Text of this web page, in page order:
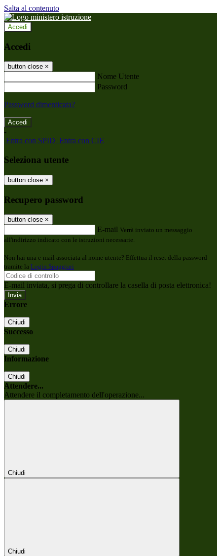
Salta al contenuto
Accedi
Accedi
button close ×
Nome Utente
Password
Password dimenticata?
-
Entra con SPID Entra con CIE
Seleziona utente
button close ×
Recupero password
button close ×
E-mail Verrà inviato un messaggio
all'indirizzo indicato con le istruzioni necessarie.
Non hai una e-mail associata al nome utente? Effettua il reset della password
tramite la Login Spaggiari
E-mail inviata, si prega di controllare la casella di posta elettronica!
Errore
Chiudi
Successo
Chiudi
Informazione
Chiudi
Attendere...
Attendere il completamento dell'operazione...
Chiudi
Chiudi